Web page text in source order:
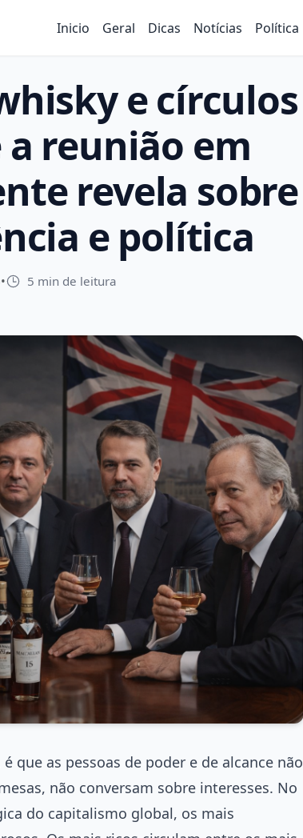
Inicio Geral Dicas Notícias Política
e círculos
reunião em
revela sobre
e política
• 5 min de leitura
que as pessoas de poder e de alcance não
não conversam sobre interesses. No
do capitalismo global, os mais